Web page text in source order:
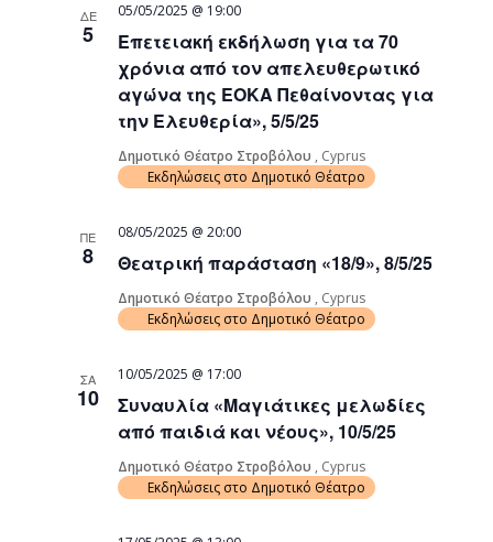
ΔΕ
5
Επετειακή εκδήλωση για τα 70
χρόνια από τον απελευθερωτικό
αγώνα της ΕΟΚΑ Πεθαίνοντας για
την Ελευθερία», 5/5/25
05/05/2025 @ 19:00
Δημοτικό Θέατρο Στροβόλου , Cyprus
Εκδηλώσεις στο Δημοτικό Θέατρο
ΠΕ
8 Θεατρική παράσταση «18/9», 8/5/25
08/05/2025 @ 20:00
Δημοτικό Θέατρο Στροβόλου , Cyprus
Εκδηλώσεις στο Δημοτικό Θέατρο
ΣΑ
10
Συναυλία «Μαγιάτικες μελωδίες
από παιδιά και νέους», 10/5/25
10/05/2025 @ 17:00
Δημοτικό Θέατρο Στροβόλου , Cyprus
Εκδηλώσεις στο Δημοτικό Θέατρο